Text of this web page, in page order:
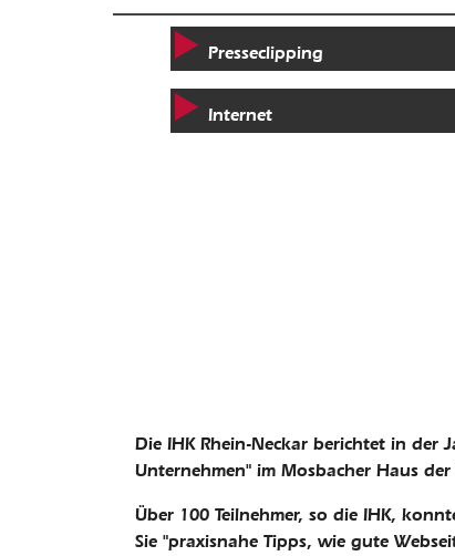
Presseclipping
Internet
Die IHK Rhein-Neckar berichtet in
Unternehmen" im Mosbacher Haus
Über 100 Teilnehmer, so die IHK,
Sie "praxisnahe Tipps, wie gute